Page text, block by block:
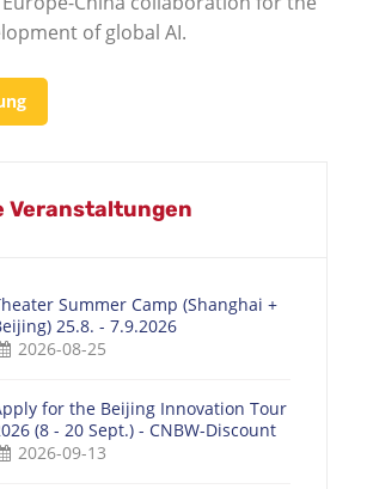
of global AI.
Veranstaltungen
Summer Camp (Shanghai +
25.8. - 7.9.2026
2026-08-25
for the Beijing Innovation Tour
(8 - 20 Sept.) - CNBW-Discount
2026-09-13